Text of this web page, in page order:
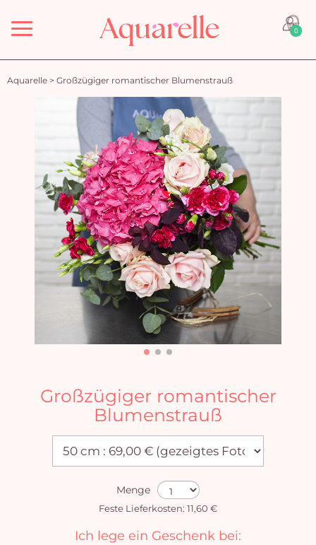
Menü 0
Aquarelle > Großzügiger romantischer Blumenstrauß
Großzügiger romantischer
Blumenstrauß
Menge
Feste Lieferkosten: 11,60 €
Ich lege ein Geschenk bei: